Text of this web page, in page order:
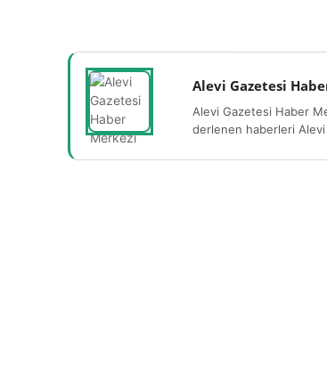
Alevi Gazetesi
Alevi Gazetesi Haber
derlenen haberleri Alevi